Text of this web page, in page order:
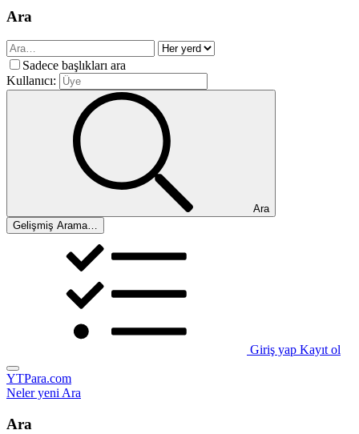
Ara
Sadece başlıkları ara
Kullanıcı:
Ara
Gelişmiş Arama…
Giriş yap Kayıt ol
YTPara.com
Neler yeniAra
Ara